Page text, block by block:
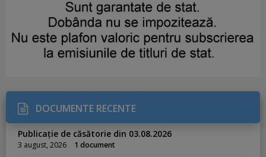
DOCUMENTE RECENTE
Publicație de căsătorie din 03.08.2026
3 august, 2026 1 document